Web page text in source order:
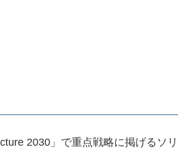
2030」で重点戦略に掲げるソ